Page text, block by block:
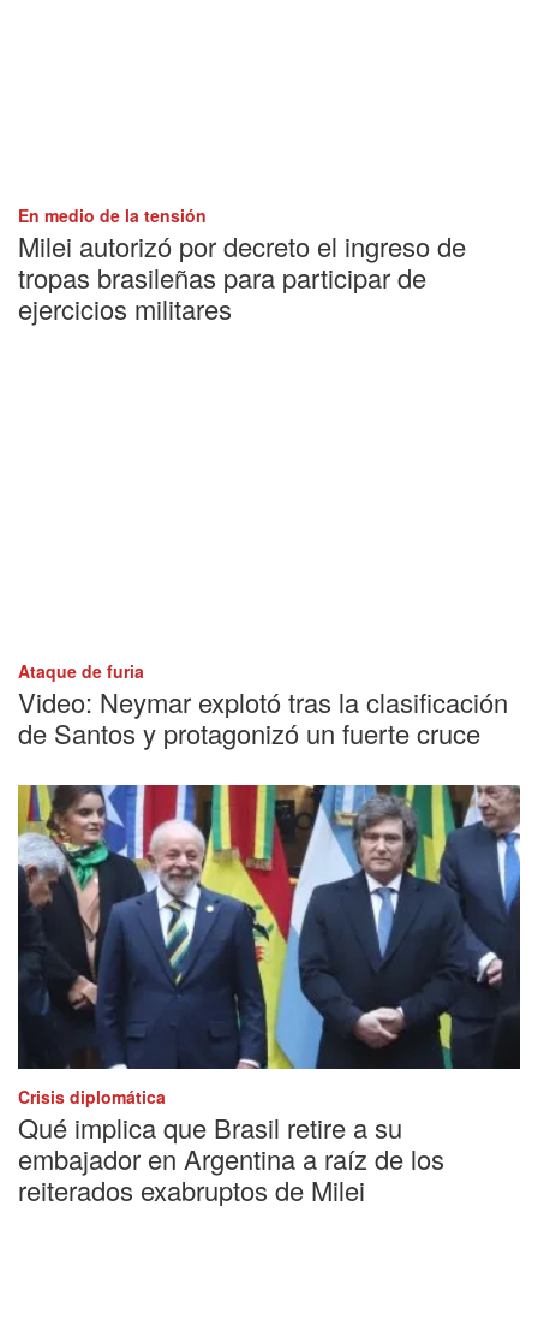
En medio de la tensión
Milei autorizó por decreto el ingreso de
tropas brasileñas para participar de
ejercicios militares
Ataque de furia
Video: Neymar explotó tras la clasificación
de Santos y protagonizó un fuerte cruce
Crisis diplomática
Qué implica que Brasil retire a su
embajador en Argentina a raíz de los
reiterados exabruptos de Milei